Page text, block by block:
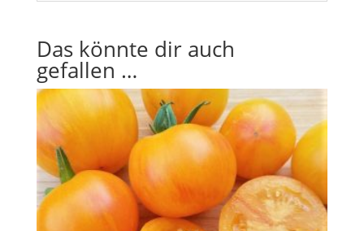
Das könnte dir auch
gefallen …